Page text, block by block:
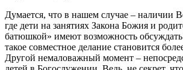
Думается, что в нашем случае – наличии
где дети на занятиях Закона Божия и
батюшкой» имеют возможность
такое совместное делание становится
Другой немаловажный момент –